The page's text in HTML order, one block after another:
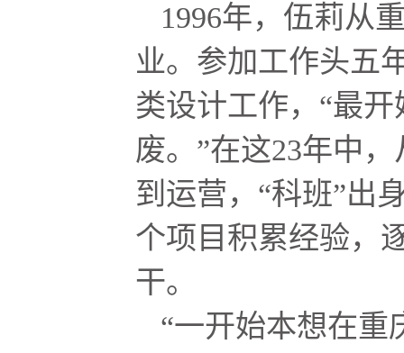
1996年，伍莉从
业。参加工作头五
类设计工作，“最
废。”在这23年中
到运营，“科班”出
个项目积累经验，
干。
“一开始本想在重